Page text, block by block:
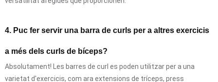
4. Puc fer servir una barra de curls per a altres exercicis
a més dels curls de bíceps?
Absolutament! Les barres de curl es poden utilitzar per a una
varietat d'exercicis, com ara extensions de tríceps, press